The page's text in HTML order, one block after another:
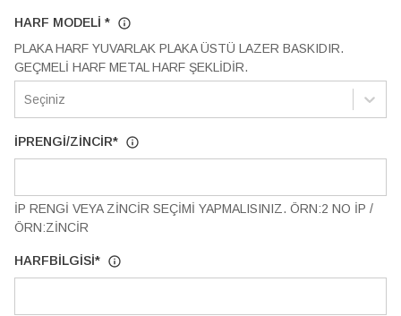
HARF MODELİ *
PLAKA HARF YUVARLAK PLAKA ÜSTÜ LAZER BASKIDIR.
GEÇMELİ HARF METAL HARF ŞEKLİDİR.
Seçiniz
İPRENGİ/ZİNCİR*
İP RENGİ VEYA ZİNCİR SEÇİMİ YAPMALISINIZ. ÖRN:2 NO İP /
ÖRN:ZİNCİR
HARFBİLGİSİ*